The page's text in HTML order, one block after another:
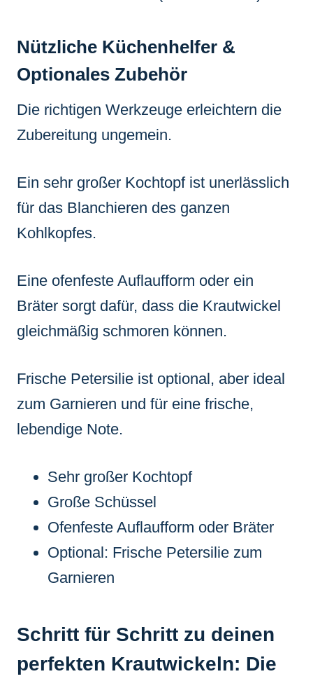
Nützliche Küchenhelfer &
Optionales Zubehör
Die richtigen Werkzeuge erleichtern die
Zubereitung ungemein.
Ein sehr großer Kochtopf ist unerlässlich
für das Blanchieren des ganzen
Kohlkopfes.
Eine ofenfeste Auflaufform oder ein
Bräter sorgt dafür, dass die Krautwickel
gleichmäßig schmoren können.
Frische Petersilie ist optional, aber ideal
zum Garnieren und für eine frische,
lebendige Note.
Sehr großer Kochtopf
Große Schüssel
Ofenfeste Auflaufform oder Bräter
Optional: Frische Petersilie zum
Garnieren
Schritt für Schritt zu deinen
perfekten Krautwickeln: Die